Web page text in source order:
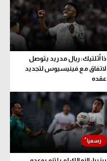
ذا أثلتيك: ريال مدريد يتوصل
لاتفاق مع فينيسيوس لتجديد
عقده